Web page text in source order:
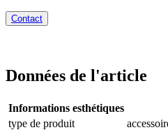
Contact
Données de l'article
Informations esthétiques
type de produit